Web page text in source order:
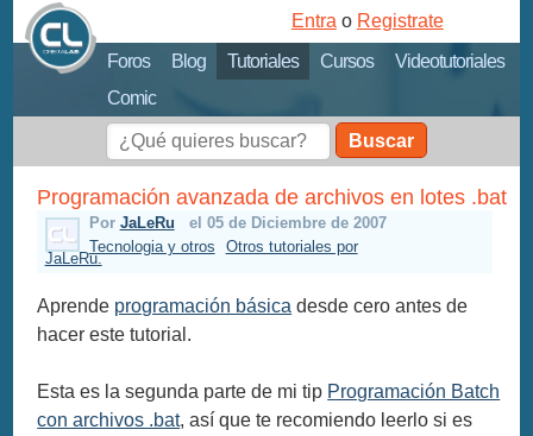
Foros Blog Tutoriales Cursos
Videotutoriales
Comic
Entra o Registrate
Buscar
Programación avanzada de archivos en lotes .bat
Por JaLeRu
el 05 de Diciembre de 2007
Tecnologia y otros
Otros tutoriales por
JaLeRu.
Aprende programación básica desde cero antes de
hacer este tutorial.
Esta es la segunda parte de mi tip Programación Batch
con archivos .bat, así que te recomiendo leerlo si es